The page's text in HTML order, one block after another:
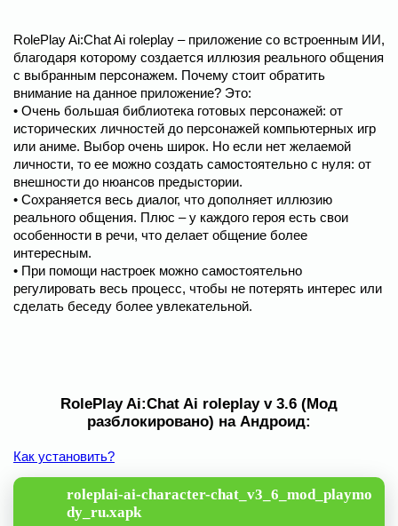
RolePlay Ai:Chat Ai roleplay – приложение со встроенным ИИ,
благодаря которому создается иллюзия реального общения
с выбранным персонажем. Почему стоит обратить
внимание на данное приложение? Это:
• Очень большая библиотека готовых персонажей: от
исторических личностей до персонажей компьютерных игр
или аниме. Выбор очень широк. Но если нет желаемой
личности, то ее можно создать самостоятельно с нуля: от
внешности до нюансов предыстории.
• Сохраняется весь диалог, что дополняет иллюзию
реального общения. Плюс – у каждого героя есть свои
особенности в речи, что делает общение более
интересным.
• При помощи настроек можно самостоятельно
регулировать весь процесс, чтобы не потерять интерес или
сделать беседу более увлекательной.
RolePlay Ai:Chat Ai roleplay v 3.6 (Мод
разблокировано) на Андроид:
Как установить?
roleplai-ai-character-chat_v3_6_mod_playmo
dy_ru.xapk